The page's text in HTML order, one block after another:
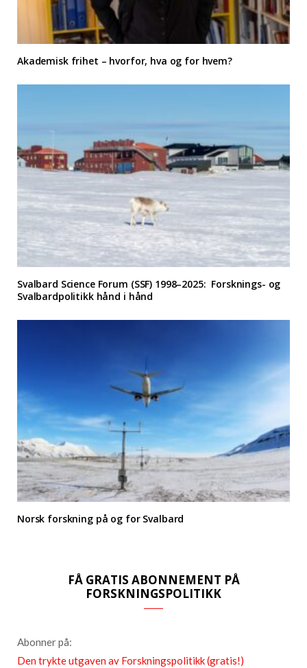
Akademisk frihet – hvorfor, hva og for hvem?
Svalbard Science Forum (SSF) 1998–2025: Forsknings- og
Svalbardpolitikk hånd i hånd
Norsk forskning på og for Svalbard
FÅ GRATIS ABONNEMENT PÅ
FORSKNINGSPOLITIKK
Abonner på:
Den trykte utgaven av Forskningspolitikk (gratis!)